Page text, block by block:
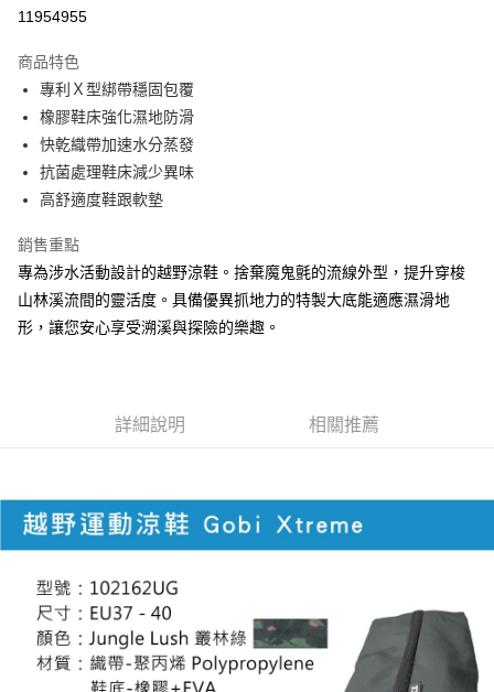
悠遊付
Google Pay
全盈+PAY
AFTEE先享後付
【關於「AFTEE先享後付」】
AFTEE先享後付是「在收到商品之後才付款」的支付方式。 讓您購物簡單
１．簡單：不需註冊會員、不需綁卡、不需儲值。
２．便利：只要手機號碼，簡訊認證，即可結帳。
結帳頁面，進行簡訊認證並確認金額後，即可完成結帳。
※ 請注意：結帳手續完成當下不需立刻繳費，但若您需要取消訂單，請聯絡
購買商品的店家。未經商家同意取消之訂單仍視為有效，需透過AFTEE先享
是否繳費成功／繳費後需取消欲退款等相關疑問，請聯繫「AFTEE先享後付
客戶支援中心」https://netprotections.freshdesk.com/support/home
【注意事項】
１．透過由恩沛科技股份有限公司提供之「AFTEE先享後付」服務完成之交
易，需依本服務之必要範圍內提供個人資料，並將交易相關給付款項請求債
ATM付款
運送方式
每筆NT$100，滿NT$799(含以上)免運費
免運費
11954955
商品特色
專利Ｘ型綁帶穩固包覆
橡膠鞋床強化濕地防滑
快乾織帶加速水分蒸發
抗菌處理鞋床減少異味
高舒適度鞋跟軟墊
銷售重點
專為涉水活動設計的越野涼鞋。捨棄魔鬼氈的流線外型，提升穿梭
山林溪流間的靈活度。具備優異抓地力的特製大底能適應濕滑地
形，讓您安心享受溯溪與探險的樂趣。
詳細說明 相關推薦